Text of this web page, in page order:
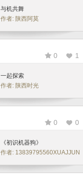
与机共舞
作者: 陕西阿莫
0 1
一起探索
作者: 陕西时光
0 0
《初识机器狗》
作者: 13839795560XUAJJUN